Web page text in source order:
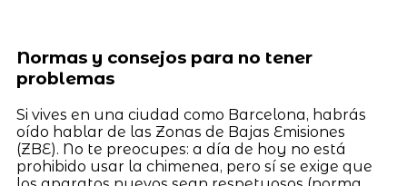
Normas y consejos para no tener
problemas
Si vives en una ciudad como Barcelona, habrás
oído hablar de las Zonas de Bajas Emisiones
(ZBE). No te preocupes: a día de hoy no está
prohibido usar la chimenea, pero sí se exige que